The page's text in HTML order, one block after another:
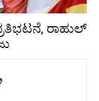
ರಾಹುಲ್‌